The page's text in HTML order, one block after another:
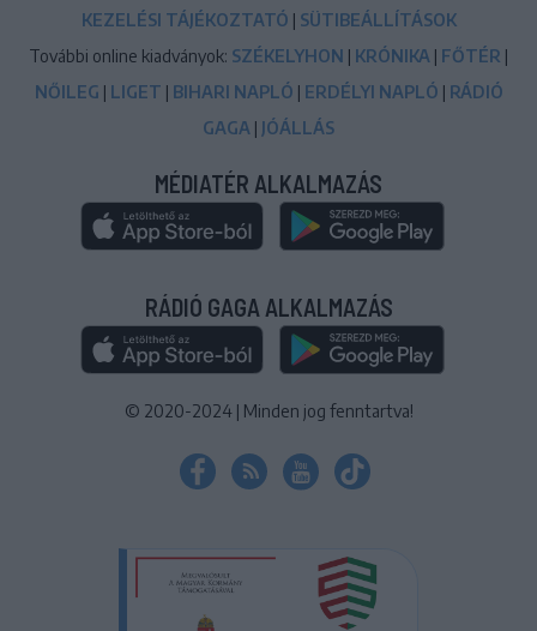
KEZELÉSI TÁJÉKOZTATÓ | SÜTIBEÁLLÍTÁSOK
További online kiadványok: SZÉKELYHON | KRÓNIKA | FŐTÉR |
NŐILEG | LIGET | BIHARI NAPLÓ | ERDÉLYI NAPLÓ | RÁDIÓ
GAGA | JÓÁLLÁS
MÉDIATÉR ALKALMAZÁS
RÁDIÓ GAGA ALKALMAZÁS
© 2020-2024 | Minden jog fenntartva!